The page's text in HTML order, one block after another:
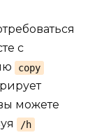
с
copy
можете
/h